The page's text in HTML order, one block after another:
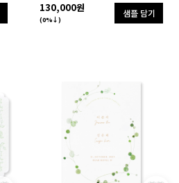
130,000원
(0%↓)
샘플 담기